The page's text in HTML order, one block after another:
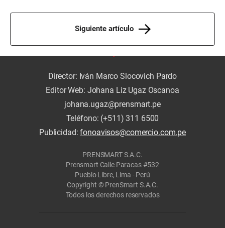
Siguiente artículo
Director: Iván Marco Slocovich Pardo
Editor Web: Johana Liz Ugaz Oscanoa
johana.ugaz@prensmart.pe
Teléfono: (+511) 311 6500
Publicidad:fonoavisos@comercio.com.pe
PRENSMART S.A.C.
Prensmart Calle Paracas #532
Pueblo Libre, Lima - Perú
Copyright © PrenSmart S.A.C.
Todos los derechos reservados